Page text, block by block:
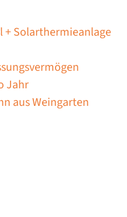
+ Solarthermieanlage
Jahr
aus Weingarten